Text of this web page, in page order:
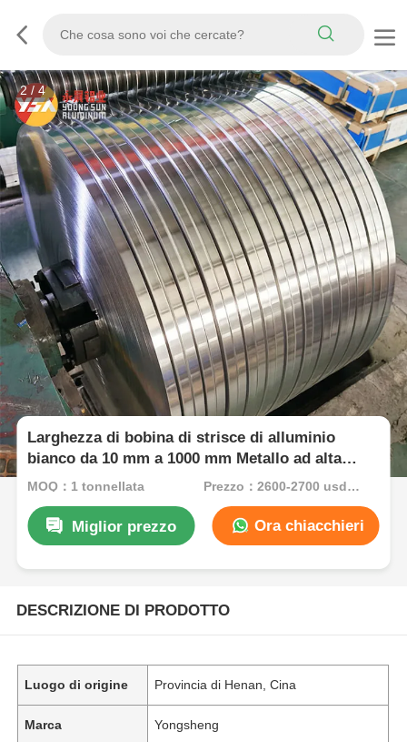
3/ 4
Larghezza di bobina di strisce di alluminio
bianco da 10 mm a 1000 mm Metallo ad alta
precisione adatto a parti automobilistiche e
MOQ：1 tonnellata Prezzo：2600-2700 usd/ton
Miglior prezzo Ora chiacchieri
DESCRIZIONE DI PRODOTTO
Luogo di origine Provincia di Henan, Cina
Marca Yongsheng